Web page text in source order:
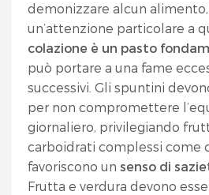
demonizzare alcun
un’attenzione particolare a
colazione è un pasto
può portare a una fame
successivi. Gli spuntini
per non compromettere
giornaliero, privilegiando
carboidrati complessi come
favoriscono un senso di
Frutta e verdura devono